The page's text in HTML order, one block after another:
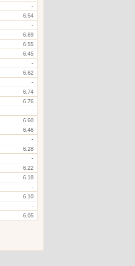
-
6.54
-
6.69
6.55
6.45
-
6.62
-
6.74
6.76
-
6.60
6.46
-
6.28
-
6.22
6.18
-
6.10
-
6.05